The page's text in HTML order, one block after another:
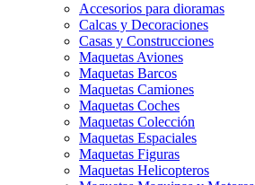
Accesorios para dioramas
Calcas y Decoraciones
Casas y Construcciones
Maquetas Aviones
Maquetas Barcos
Maquetas Camiones
Maquetas Coches
Maquetas Colección
Maquetas Espaciales
Maquetas Figuras
Maquetas Helicopteros